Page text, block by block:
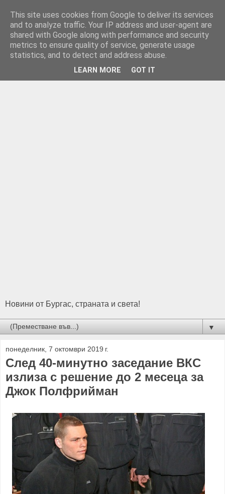
Новини от Бургас, страната и света!
▼
понеделник, 7 октомври 2019 г.
След 40-минутно заседание ВКС
излиза с решение до 2 месеца за
Джок Полфрийман
This site uses cookies from Google to deliver its services
and to analyze traffic. Your IP address and user-agent are
shared with Google along with performance and security
metrics to ensure quality of service, generate usage
statistics, and to detect and address abuse.
LEARN MORE GOT IT